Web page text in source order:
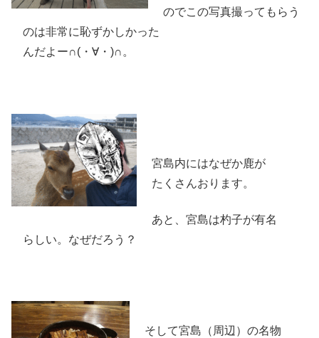
のでこの写真撮ってもらう
のは非常に恥ずかしかった
んだよー∩(・∀・)∩。
宮島内にはなぜか鹿が
たくさんおります。
あと、宮島は杓子が有名
らしい。なぜだろう？
そして宮島（周辺）の名物